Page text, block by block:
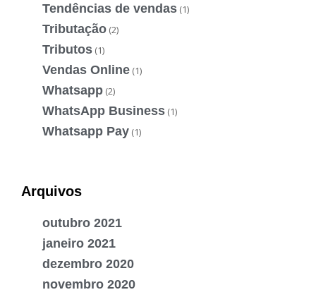
Tendências de vendas (1)
Tributação (2)
Tributos (1)
Vendas Online (1)
Whatsapp (2)
WhatsApp Business (1)
Whatsapp Pay (1)
Arquivos
outubro 2021
janeiro 2021
dezembro 2020
novembro 2020